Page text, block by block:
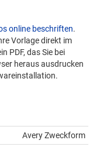
online beschriften.
Vorlage direkt im
PDF, das Sie bei
heraus ausdrucken
Avery Zweckform